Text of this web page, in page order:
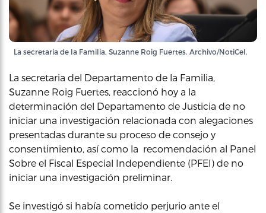
La secretaria de la Familia, Suzanne Roig Fuertes. Archivo/NotiCel.
La secretaria del Departamento de la Familia,
Suzanne Roig Fuertes, reaccionó hoy a la
determinación del Departamento de Justicia de no
iniciar una investigación relacionada con alegaciones
presentadas durante su proceso de consejo y
consentimiento, así como la recomendación al Panel
Sobre el Fiscal Especial Independiente (PFEI) de no
iniciar una investigación preliminar.
Se investigó si había cometido perjurio ante el